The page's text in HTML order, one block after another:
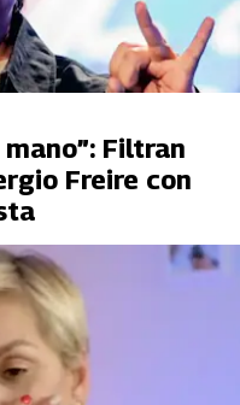
Filtran
Freire con